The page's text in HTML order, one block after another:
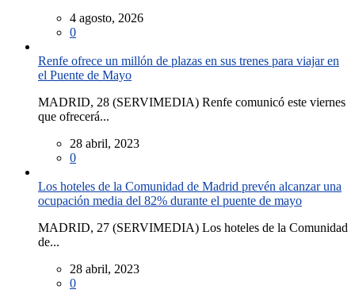
4 agosto, 2026
0
Renfe ofrece un millón de plazas en sus trenes para viajar en
el Puente de Mayo
MADRID, 28 (SERVIMEDIA) Renfe comunicó este viernes
que ofrecerá...
28 abril, 2023
0
Los hoteles de la Comunidad de Madrid prevén alcanzar una
ocupación media del 82% durante el puente de mayo
MADRID, 27 (SERVIMEDIA) Los hoteles de la Comunidad
de...
28 abril, 2023
0